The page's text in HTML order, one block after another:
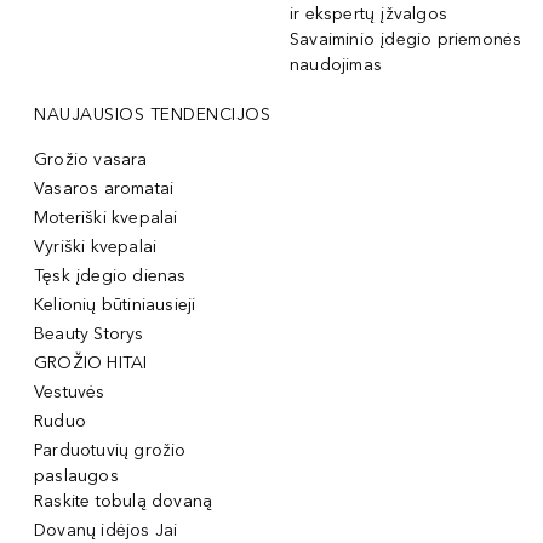
ir ekspertų įžvalgos
Savaiminio įdegio priemonės
naudojimas
NAUJAUSIOS TENDENCIJOS
Grožio vasara
Vasaros aromatai
Moteriški kvepalai
Vyriški kvepalai
Tęsk įdegio dienas
Kelionių būtiniausieji
Beauty Storys
GROŽIO HITAI
Vestuvės
Ruduo
Parduotuvių grožio
paslaugos
Raskite tobulą dovaną
Dovanų idėjos Jai